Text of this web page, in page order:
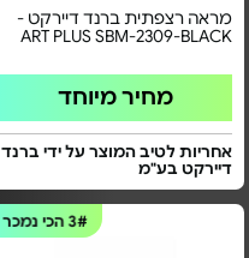
מראה רצפתית ברנד דיירקט -
ART PLUS SBM-2309-BLACK
מחיר מיוחד
אחריות לטיב המוצר על ידי ברנד
דיירקט בע"מ
3# הכי נמכר